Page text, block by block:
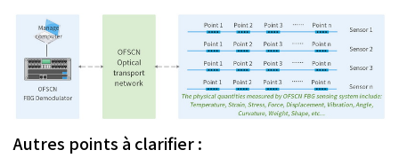
Autres points à clarifier :